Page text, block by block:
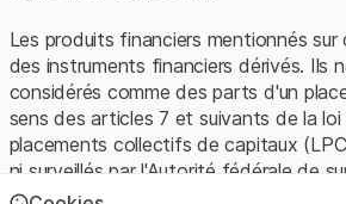
Les produits financiers mentionnés
des instruments financiers dérivés. Ils
considérés comme des parts d'un
sens des articles 7 et suivants de la loi
placements collectifs de capitaux
ni surveillés par l'Autorité fédérale de
marchés financiers (FINMA) ni